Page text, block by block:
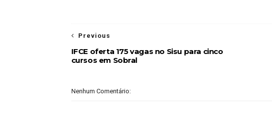
Previous
IFCE oferta 175 vagas no Sisu para cinco
cursos em Sobral
Nenhum Comentário: